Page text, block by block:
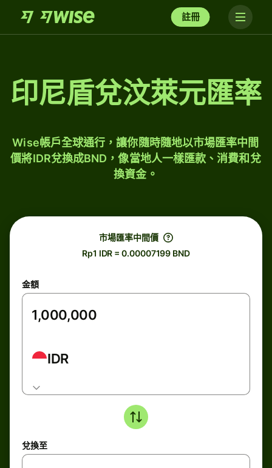
註冊
印尼盾兌汶萊元匯率
Wise帳戶全球通行，讓你隨時隨地以市場匯率中間
價將IDR兌換成BND，像當地人一樣匯款、消費和兌
換資金。
市場匯率中間價
Rp1 IDR = 0.00007199 BND
金額
IDR
兌換至